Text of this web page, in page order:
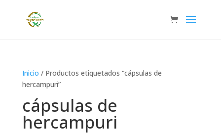
Inicio / Productos etiquetados “cápsulas de
hercampuri”
cápsulas de
hercampuri